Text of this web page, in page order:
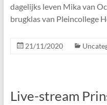
dagelijks leven Mika van
brugklas van Pleincollege
21/11/2020
Live-stream